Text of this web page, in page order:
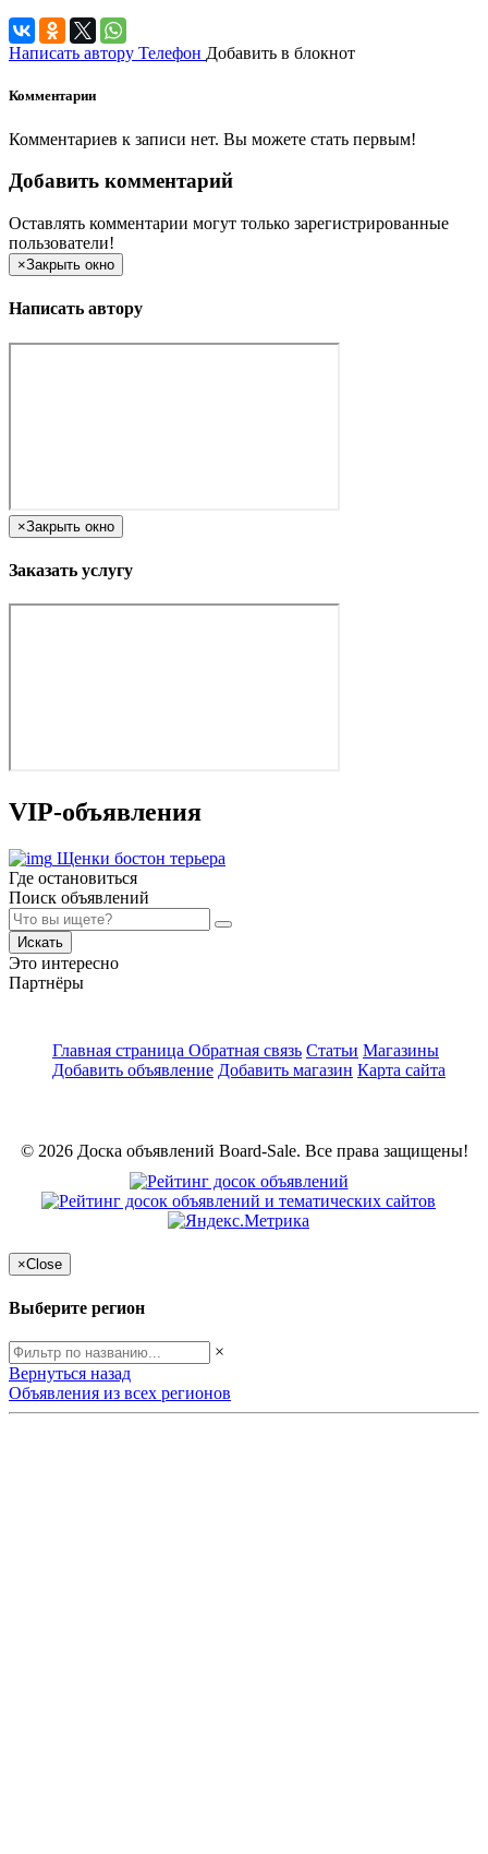
Написать автору Телефон Добавить в блокнот
Комментарии
Комментариев к записи нет. Вы можете стать первым!
Добавить комментарий
Оставлять комментарии могут только зарегистрированные
пользователи!
×Закрыть окно
Написать автору
×Закрыть окно
Заказать услугу
VIP-объявления
Щенки бостон терьера
Где остановиться
Поиск объявлений
Искать
Это интересно
Партнёры
Главная страница Обратная связь Статьи Магазины
Добавить объявление Добавить магазин Карта сайта
© 2026 Доска объявлений Board-Sale. Все права защищены!
×Close
Выберите регион
×
Вернуться назад
Объявления из всех регионов